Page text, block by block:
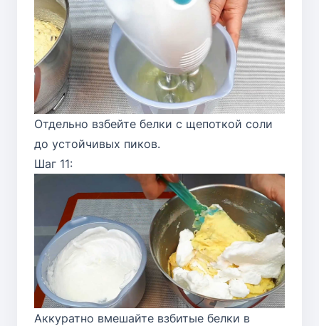
Отдельно взбейте белки с щепоткой соли
до устойчивых пиков.
Шаг 11:
Аккуратно вмешайте взбитые белки в